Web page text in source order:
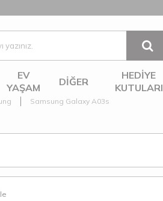
EV
YAŞAM
DIĞER
HEDIYE
KUTULARI
Samsung Galaxy A03s